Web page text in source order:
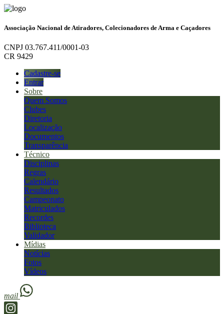
Associação Nacional de Atiradores, Colecionadores de Arma e Caçadores
CNPJ 03.767.411/0001-03
CR 9429
Cadastre-se
Entrar
Sobre
Quem Somos
Clubes
Diretoria
Localização
Documentos
Transparência
Técnico
Disciplinas
Regras
Calendário
Resultados
Campeonato
Matriculados
Recordes
Biblioteca
Validador
Mídias
Notícias
Fotos
Vídeos
mail